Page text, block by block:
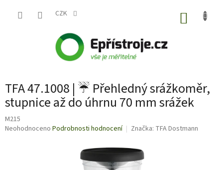
CZK
TFA 47.1008 | ☔ Přehledný srážkoměr,
stupnice až do úhrnu 70 mm srážek
M215
Průměrné
Neohodnoceno Podrobnosti hodnocení Značka: TFA Dostmann